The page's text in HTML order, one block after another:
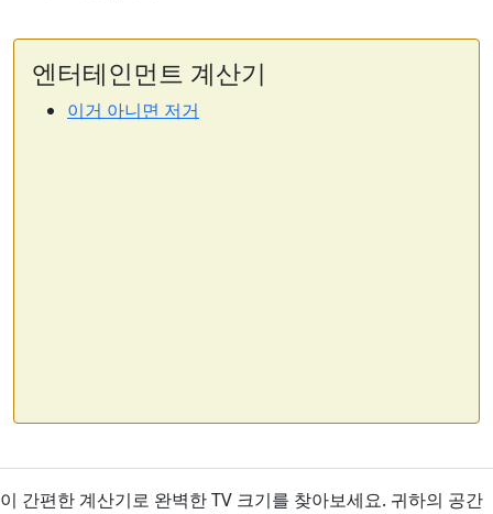
엔터테인먼트 계산기
이거 아니면 저거
이 간편한 계산기로 완벽한 TV 크기를 찾아보세요. 귀하의 공간